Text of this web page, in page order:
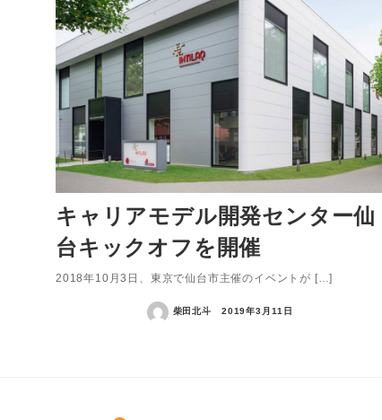
キャリアモデル開発センター仙
台キックオフを開催
2018年10月3日、東京で仙台市主催のイベントが […]
柴田北斗 2019年3月11日